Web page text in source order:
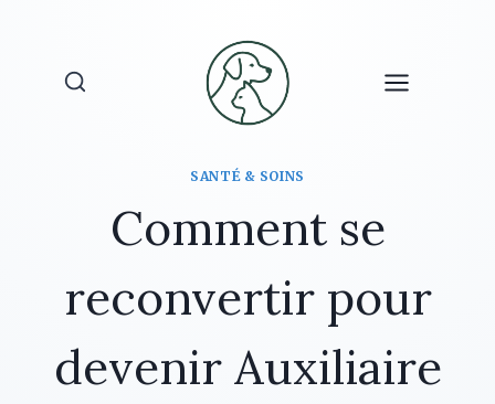
contenu
SANTÉ & SOINS
Comment se
reconvertir pour
devenir Auxiliaire